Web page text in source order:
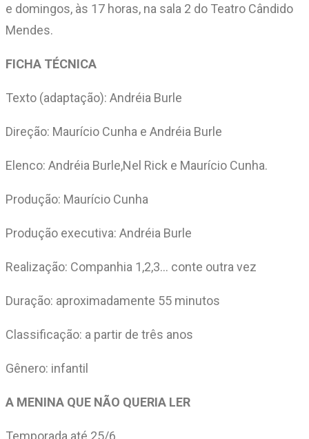
e domingos, às 17 horas, na sala 2 do Teatro Cândido
Mendes.
FICHA TÉCNICA
Texto (adaptação): Andréia Burle
Direção: Maurício Cunha e Andréia Burle
Elenco: Andréia Burle,Nel Rick e Maurício Cunha.
Produção: Maurício Cunha
Produção executiva: Andréia Burle
Realização: Companhia 1,2,3… conte outra vez
Duração: aproximadamente 55 minutos
Classificação: a partir de três anos
Gênero: infantil
A MENINA QUE NÃO QUERIA LER
Temporada até 25/6